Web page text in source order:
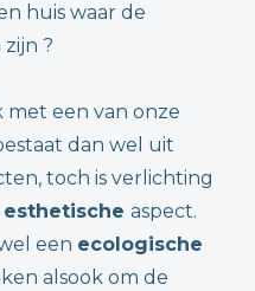
huis waar de
?
met een van onze
dan wel uit
toch is verlichting
esthetische aspect.
een ecologische
alsook om de